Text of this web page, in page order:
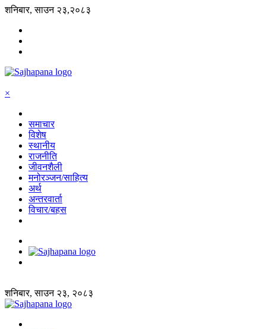
शनिबार, साउन २३,२०८३
×
समाचार
विशेष
स्थानीय
राजनीति
जीवनशैली
मनोरञ्जन/साहित्य
अर्थ
अन्तरवार्ता
विचार/बहस
शनिबार, साउन २३, २०८३